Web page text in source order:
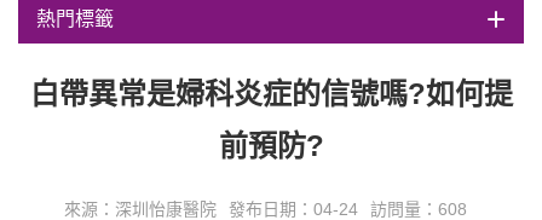
熱門標籤
白帶異常是婦科炎症的信號嗎?如何提
前預防?
來源：深圳怡康醫院 發布日期：04-24 訪問量：608